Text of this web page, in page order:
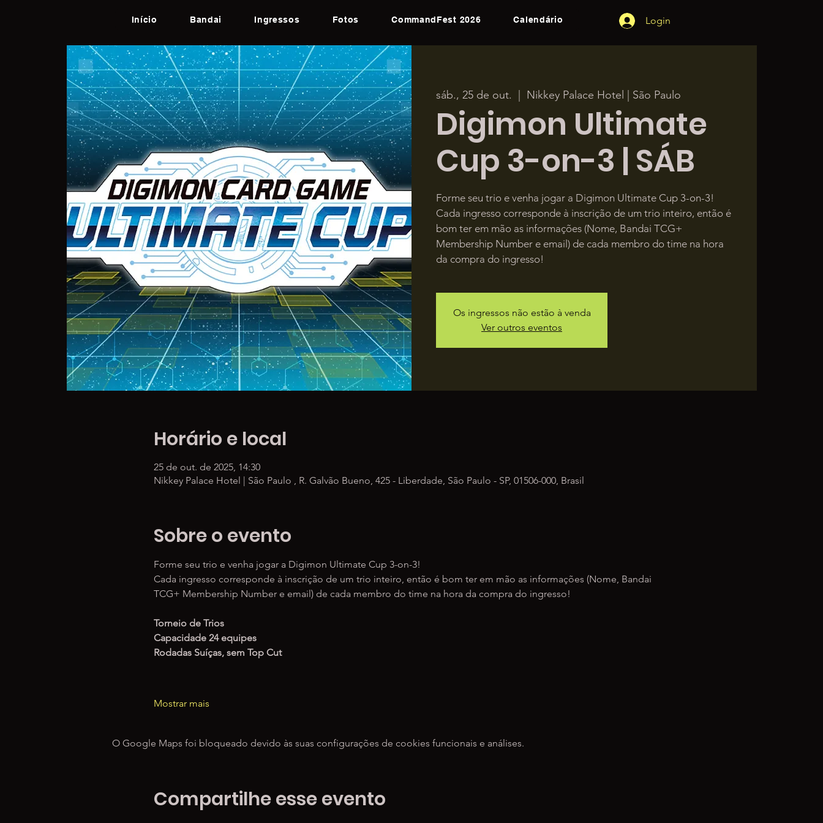
Início Bandai Ingressos Fotos CommandFest 2026 Calendário Login
sáb., 25 de out. Nikkey Palace Hotel | São Paulo
Digimon Ultimate
Cup 3-on-3 | SÁB
Forme seu trio e venha jogar a Digimon Ultimate Cup 3-on-3!
Cada ingresso corresponde à inscrição de um trio inteiro, então é
bom ter em mão as informações (Nome, Bandai TCG+
Membership Number e email) de cada membro do time na hora
da compra do ingresso!
Os ingressos não estão à venda
Ver outros eventos
Horário e local
25 de out. de 2025, 14:30
Nikkey Palace Hotel | São Paulo , R. Galvão Bueno, 425 - Liberdade, São Paulo - SP, 01506-000, Brasil
Sobre o evento
Forme seu trio e venha jogar a Digimon Ultimate Cup 3-on-3!
Cada ingresso corresponde à inscrição de um trio inteiro, então é bom ter em mão as informações (Nome, Bandai
TCG+ Membership Number e email) de cada membro do time na hora da compra do ingresso!
Torneio de Trios
Capacidade 24 equipes
Rodadas Suíças, sem Top Cut
Mostrar mais
O Google Maps foi bloqueado devido às suas configurações de cookies funcionais e análises.
Compartilhe esse evento